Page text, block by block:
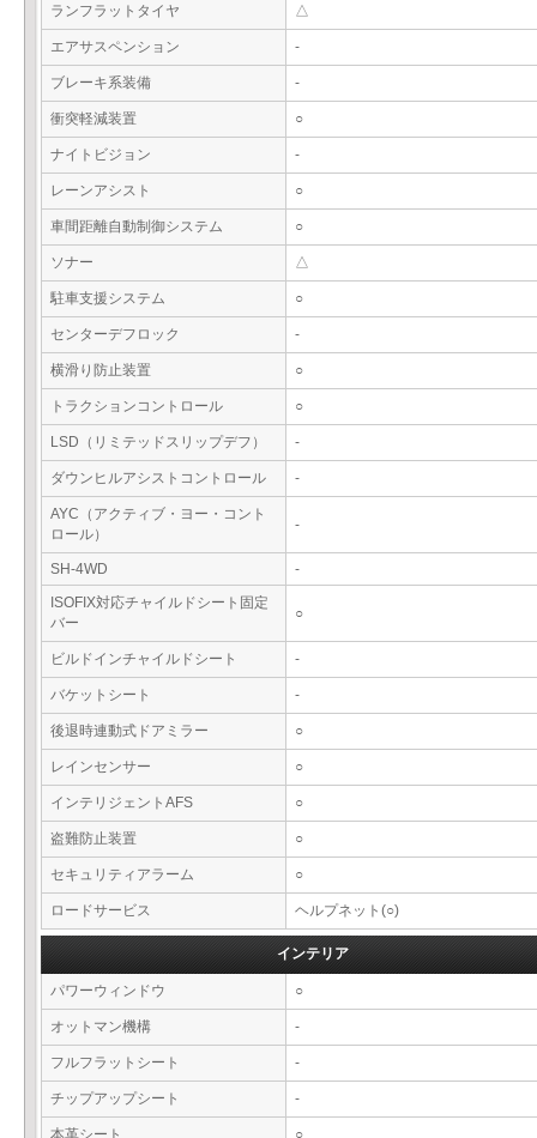
ランフラットタイヤ △
エアサスペンション -
ブレーキ系装備 -
衝突軽減装置 ○
ナイトビジョン -
レーンアシスト ○
車間距離自動制御システム ○
ソナー △
駐車支援システム ○
センターデフロック -
横滑り防止装置 ○
トラクションコントロール ○
LSD（リミテッドスリップデフ） -
ダウンヒルアシストコントロール -
AYC（アクティブ・ヨー・コント
ロール）
-
SH-4WD
-
ISOFIX対応チャイルドシート固定
バー
○
ビルドインチャイルドシート -
バケットシート -
後退時連動式ドアミラー ○
レインセンサー ○
インテリジェントAFS ○
盗難防止装置 ○
セキュリティアラーム ○
ロードサービス ヘルプネット(○)
インテリア
パワーウィンドウ ○
オットマン機構 -
フルフラットシート -
チップアップシート -
本革シート ○